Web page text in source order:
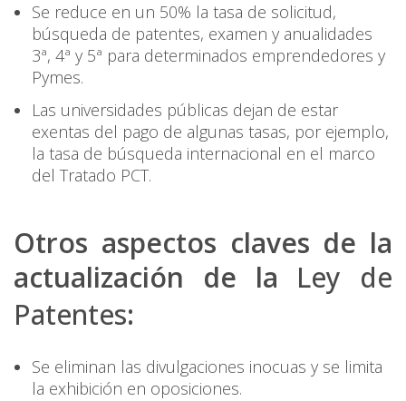
Se reduce en un 50% la tasa de solicitud,
búsqueda de patentes, examen y anualidades
3ª, 4ª y 5ª para determinados emprendedores y
Pymes.
Las universidades públicas dejan de estar
exentas del pago de algunas tasas, por ejemplo,
la tasa de búsqueda internacional en el marco
del Tratado PCT.
Otros aspectos claves de la
actualización de la Ley de
Patentes:
Se eliminan las divulgaciones inocuas y se limita
la exhibición en oposiciones.